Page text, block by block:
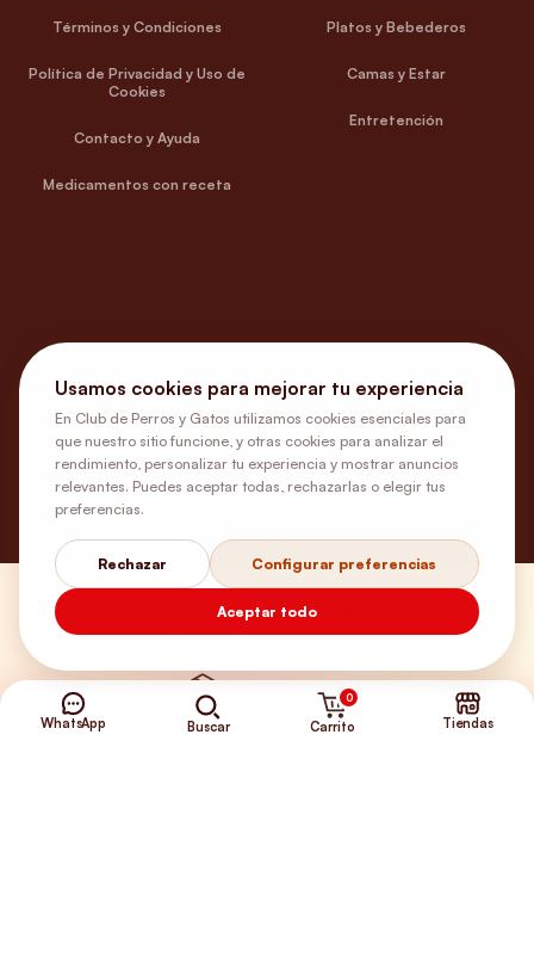
Términos y Condiciones
Política de Privacidad y Uso de
Cookies
Contacto y Ayuda
Medicamentos con receta
Platos y Bebederos
Camas y Estar
Entretención
¿Necesitas ayuda?
Envíos Gratis
WhatsApp Buscar
0
Carrito Tiendas
Usamos cookies para mejorar tu experiencia
En Club de Perros y Gatos utilizamos cookies esenciales para
que nuestro sitio funcione, y otras cookies para analizar el
rendimiento, personalizar tu experiencia y mostrar anuncios
relevantes. Puedes aceptar todas, rechazarlas o elegir tus
preferencias.
Rechazar Configurar preferencias
Aceptar todo